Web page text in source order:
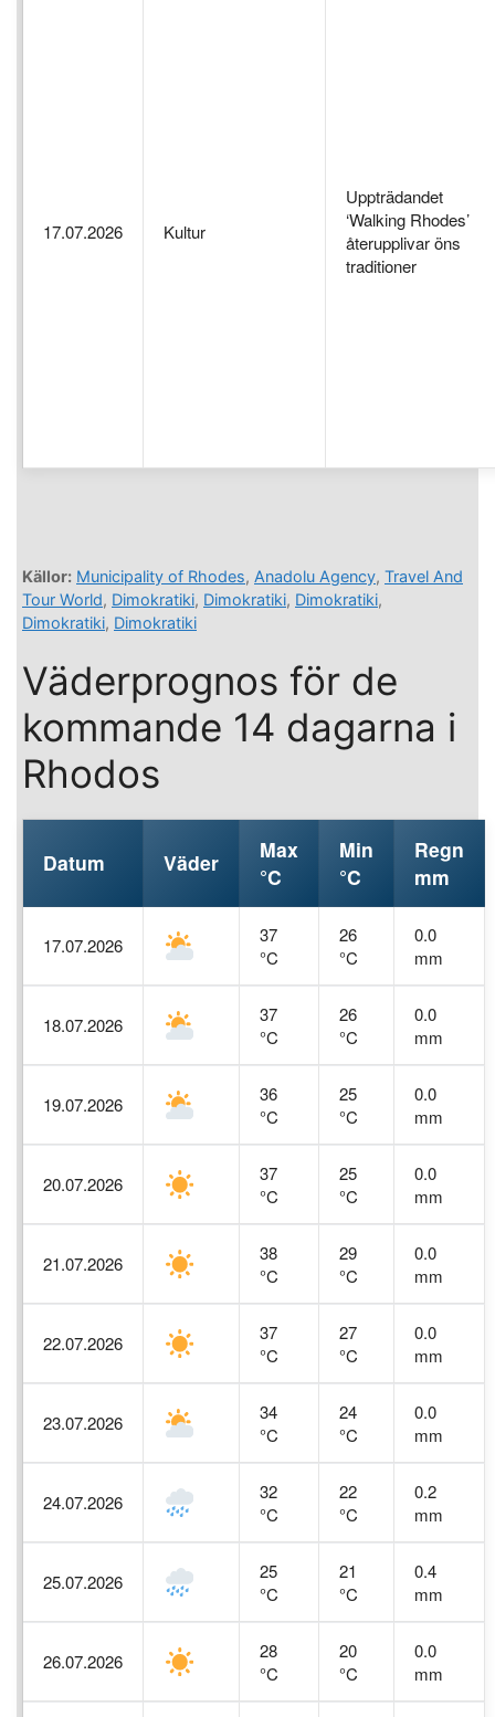
17.07.2026 Kultur
Uppträdandet
‘Walking Rhodes’
återupplivar öns
traditioner
Källor: Municipality of Rhodes, Anadolu Agency, Travel And
Tour World, Dimokratiki, Dimokratiki, Dimokratiki,
Dimokratiki, Dimokratiki
Väderprognos för de
kommande 14 dagarna i
Rhodos
Datum Väder
Max
°C
Min
°C
Regn
mm
17.07.2026
37
°C
26
°C
0.0
mm
18.07.2026
37
°C
26
°C
0.0
mm
19.07.2026
36
°C
25
°C
0.0
mm
20.07.2026
37
°C
25
°C
0.0
mm
21.07.2026
38
°C
29
°C
0.0
mm
22.07.2026
37
°C
27
°C
0.0
mm
23.07.2026
34
°C
24
°C
0.0
mm
24.07.2026
32
°C
22
°C
0.2
mm
25.07.2026
25
°C
21
°C
0.4
mm
26.07.2026
28
°C
20
°C
0.0
mm